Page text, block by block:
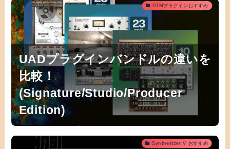
DTMプラグインおすすめ
UADプラグインバンドルの違いを
比較！
(Signature/Studio/Producer
Edition)
Synthesizer V おすすめ